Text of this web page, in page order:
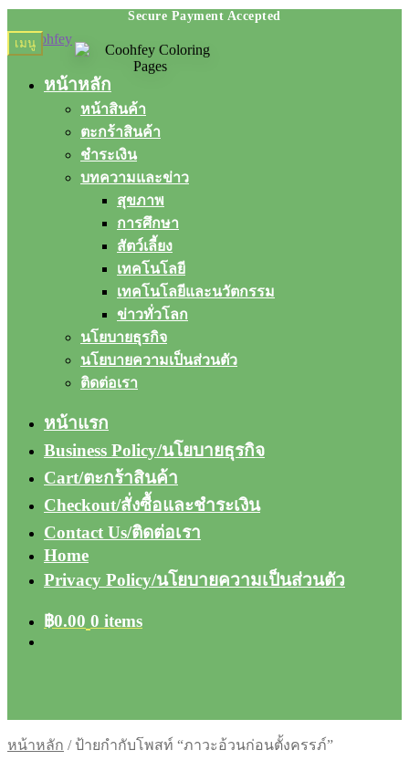
Skip
to
Skip
to
เมนู
หน้าหลัก
หน้าสินค้า
ตะกร้าสินค้า
ชำระเงิน
บทความและข่าว
สุขภาพ
การศึกษา
สัตว์เลี้ยง
เทคโนโลยี
เทคโนโลยีและนวัตกรรม
ข่าวทั่วโลก
นโยบายธุรกิจ
นโยบายความเป็นส่วนตัว
ติดต่อเรา
หน้าแรก
Business Policy/นโยบายธุรกิจ
Cart/ตะกร้าสินค้า
Checkout/สั่งซื้อและชำระเงิน
Contact Us/ติดต่อเรา
Home
Privacy Policy/นโยบายความเป็นส่วนตัว
฿0.00 0 items
หน้าหลัก / ป้ายกำกับโพสท์ “ภาวะอ้วนก่อนตั้งครรภ์”